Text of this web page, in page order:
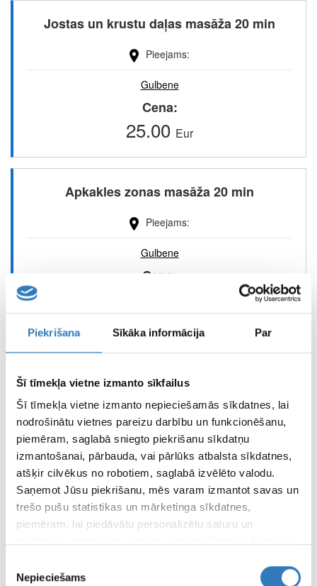
Piekrišana Sīkāka informācija Par
Šī tīmekļa vietne izmanto sīkfailus
Šī tīmekļa vietne izmanto nepieciešamās sīkdatnes, lai
nodrošinātu vietnes pareizu darbību un funkcionēšanu,
piemēram, saglabā sniegto piekrišanu sīkdatņu
izmantošanai, pārbauda, vai pārlūks atbalsta sīkdatnes,
atšķir cilvēkus no robotiem, saglabā izvēlēto valodu.
Saņemot Jūsu piekrišanu, mēs varam izmantot savas un
trešo pušu statistikas un mārketinga sīkdatnes,
piemēram, lai piedāvātu personalizētu saturu un
Informāciju par to, kā Jūs izmantojat mūsu vietni, mēs
izvēle
Nepieciešams
Jostas un krustu daļas masāža 20 min
Pieejams
Gulbene
Cena
25.00 Eur
Apkakles zonas masāža 20 min
Pieejams
Gulbene
Cena
Mesoestetic MD melanostop tranex pīlings
Pieejams
Gulbene
Cena
55.00Eur
Mesoestetic MD azalan rx pīlings